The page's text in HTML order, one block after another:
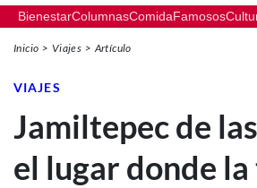
BienestarColumnasComidaFamosos
Inicio Viajes Artículo
VIAJES
Jamiltepec de
el lugar donde